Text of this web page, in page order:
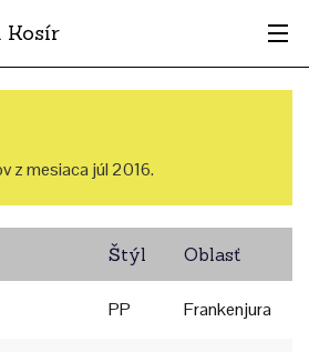
Kosír
z mesiaca júl 2016.
Štýl Oblasť
PP Frankenjura